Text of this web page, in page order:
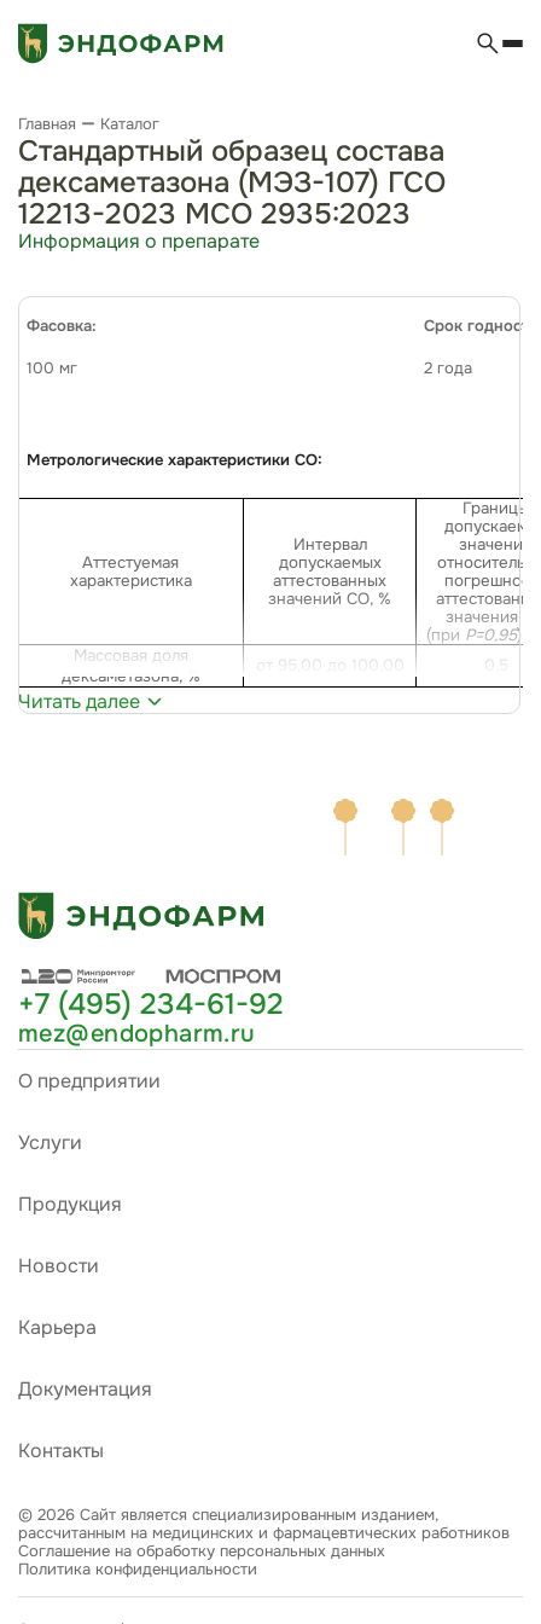
Главная Каталог
Стандартный образец состава
дексаметазона (МЭЗ-107) ГСО
12213-2023 МСО 2935:2023
Информация о препарате
Фасовка:
100 мг
Срок
2 года
Метрологические характеристики СО:
Аттестуемая
характеристика
Интервал
допускаемых
аттестованных
значений СО, %
Границы
значений
значения
(при Р=0,95),
Массовая доля
дексаметазона, %
от 95,00 до 100,00 0,5
Читать далее
+7 (495) 234-61-92
mez@endopharm.ru
О предприятии
Услуги
Продукция
Новости
Карьера
Документация
Контакты
© 2026 Сайт является специализированным изданием,
рассчитанным на медицинских и фармацевтических работников
Соглашение на обработку персональных данных
Политика конфиденциальности